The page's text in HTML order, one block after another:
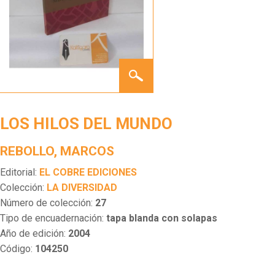
HILOS
LOS HILOS DEL MUNDO
REBOLLO, MARCOS
Editorial: EL COBRE EDICIONES
Colección: LA DIVERSIDAD
Número de colección: 27
Tipo de encuadernación: tapa blanda con solapas
Año de edición: 2004
Código: 104250